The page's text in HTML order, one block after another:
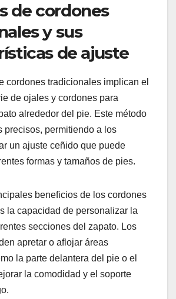
de cordones
y sus
de ajuste
cordones tradicionales implican el
de ojales y cordones para
alrededor del pie. Este método
precisos, permitiendo a los
un ajuste ceñido que puede
formas y tamaños de pies.
beneficios de los cordones
la capacidad de personalizar la
secciones del zapato. Los
apretar o aflojar áreas
la parte delantera del pie o el
la comodidad y el soporte